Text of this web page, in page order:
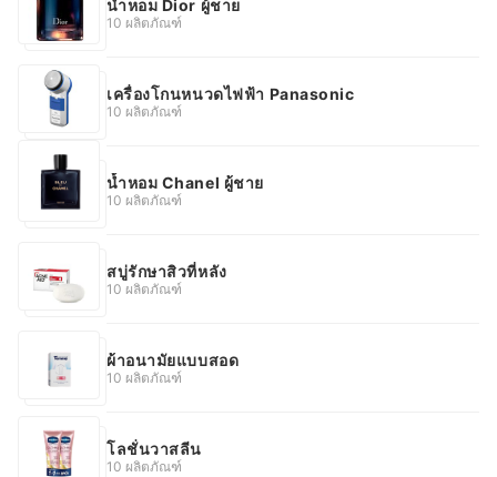
น้ำหอม Dior ผู้ชาย
10 ผลิตภัณฑ์
เครื่องโกนหนวดไฟฟ้า Panasonic
10 ผลิตภัณฑ์
น้ำหอม Chanel ผู้ชาย
10 ผลิตภัณฑ์
สบู่รักษาสิวที่หลัง
10 ผลิตภัณฑ์
ผ้าอนามัยแบบสอด
10 ผลิตภัณฑ์
โลชั่นวาสลีน
10 ผลิตภัณฑ์